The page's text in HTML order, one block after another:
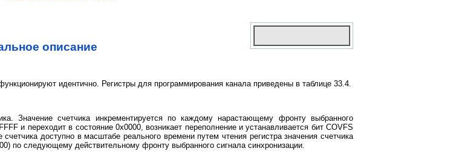
описание
идентично. Регистры для программирования канала приведены в таблице 33.4.
Значение счетчика инкрементируется по каждому нарастающему фронту выбранного
и переходит в состояние 0x0000, возникает переполнение и устанавливается бит COVFS
доступно в масштабе реального времени путем чтения регистра значения счетчика
по следующему действительному фронту выбранного сигнала синхронизации.